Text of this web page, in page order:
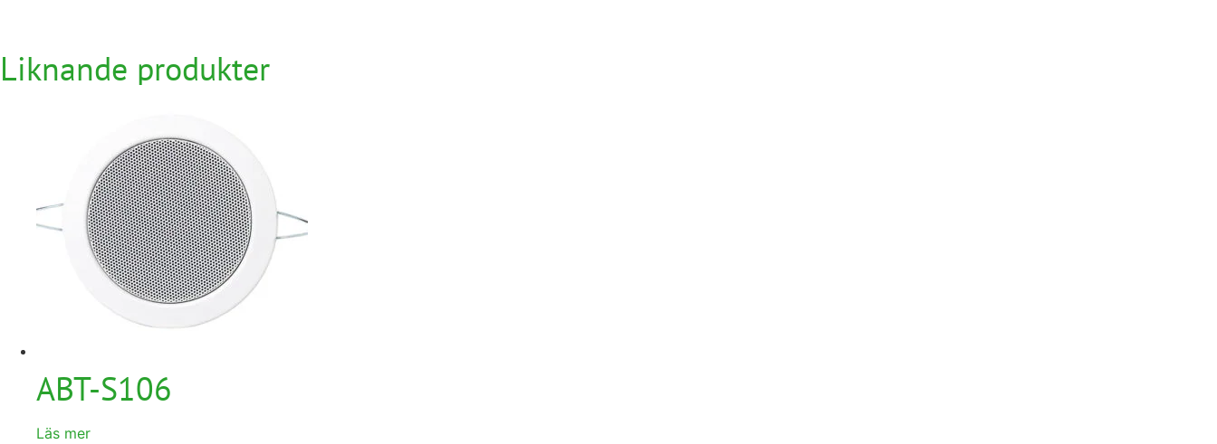
Liknande produkter
ABT-S106
Läs mer